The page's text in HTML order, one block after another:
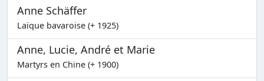
Anne Schäffer
Laïque bavaroise (+ 1925)
Anne, Lucie, André et Marie
Martyrs en Chine (+ 1900)